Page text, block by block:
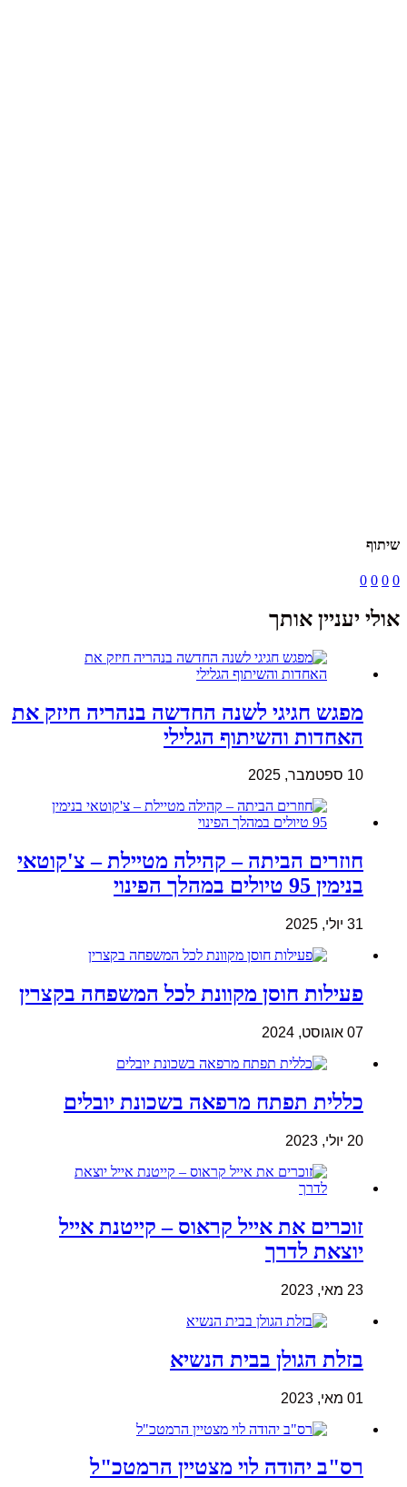
שיתוף
0
0
0
0
אולי יעניין אותך
מפגש חגיגי לשנה החדשה בנהריה חיזק את
האחדות והשיתוף הגלילי
10 ספטמבר, 2025
חוזרים הביתה – קהילה מטיילת – צ'קוטאי
בנימין 95 טיולים במהלך הפינוי
31 יולי, 2025
פעילות חוסן מקוונת לכל המשפחה בקצרין
07 אוגוסט, 2024
כללית תפתח מרפאה בשכונת יובלים
20 יולי, 2023
זוכרים את אייל קראוס – קייטנת אייל
יוצאת לדרך
23 מאי, 2023
בזלת הגולן בבית הנשיא
01 מאי, 2023
רס"ב יהודה לוי מצטיין הרמטכ"ל